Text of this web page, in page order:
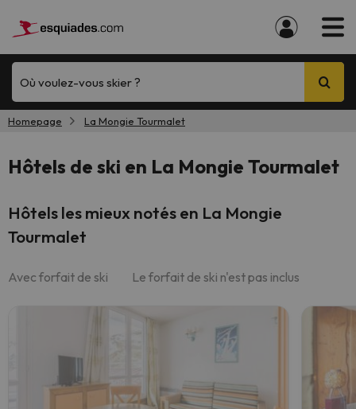
Où voulez-vous skier ?
Homepage La Mongie Tourmalet
Hôtels de ski en La Mongie Tourmalet
Hôtels les mieux notés en La Mongie
Tourmalet
Avec forfait de ski Le forfait de ski n'est pas inclus